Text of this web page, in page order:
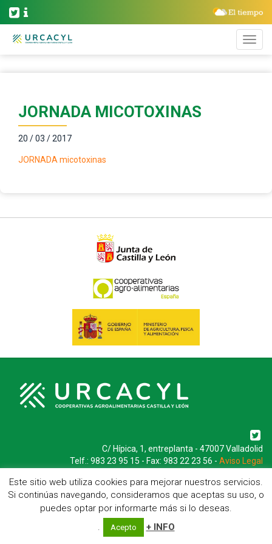
JORNADA MICOTOXINAS
20 / 03 / 2017
JORNADA micotoxinas
C/ Hípica, 1, entreplanta - 47007 Valladolid
Telf.: 983 23 95 15 - Fax: 983 22 23 56 - Aviso Legal
Este sitio web utiliza cookies para mejorar nuestros servicios.
Si continúas navegando, consideramos que aceptas su uso, o
puedes optar por informarte más si lo deseas.
.
Acepto + INFO